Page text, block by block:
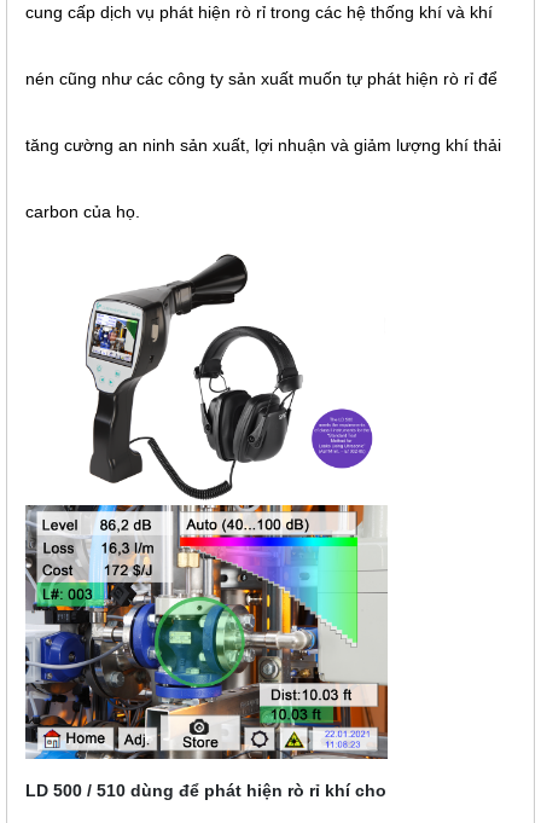
cung cấp dịch vụ phát hiện rò rỉ trong các hệ thống khí và khí
nén cũng như các công ty sản xuất muốn tự phát hiện rò rỉ để
tăng cường an ninh sản xuất, lợi nhuận và giảm lượng khí thải
carbon của họ.
LD 500 / 510 dùng để phát hiện rò rỉ khí cho